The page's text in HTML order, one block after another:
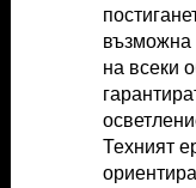
възможна
на всеки
Техният
възможна
на всеки
Техният